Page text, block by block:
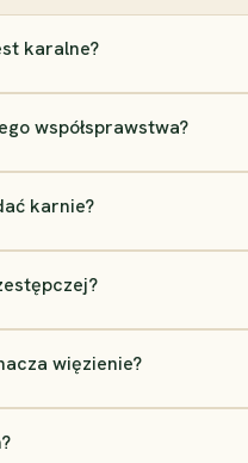
karalne?
współsprawstwa?
karnie?
więzienie?